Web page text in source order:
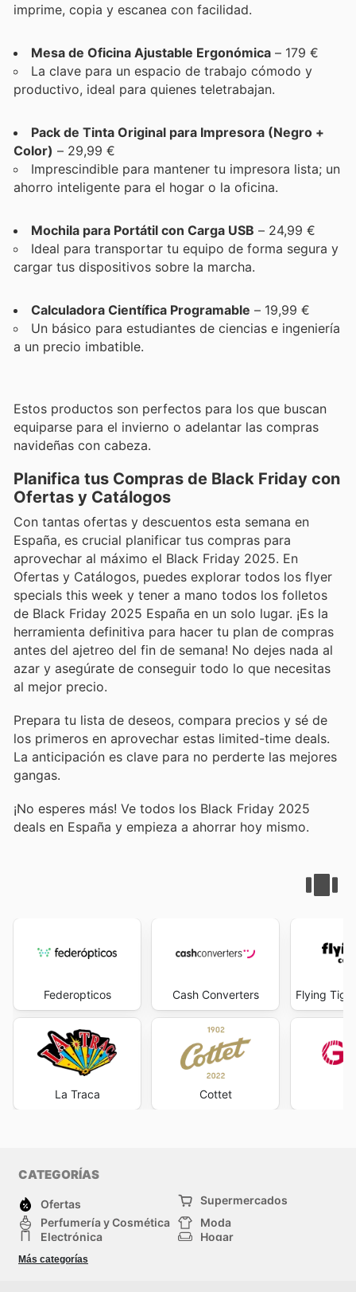
imprime, copia y escanea con facilidad.
Mesa de Oficina Ajustable Ergonómica – 179 €
La clave para un espacio de trabajo cómodo y
productivo, ideal para quienes teletrabajan.
Pack de Tinta Original para Impresora (Negro +
Color) – 29,99 €
Imprescindible para mantener tu impresora lista; un
ahorro inteligente para el hogar o la oficina.
Mochila para Portátil con Carga USB – 24,99 €
Ideal para transportar tu equipo de forma segura y
cargar tus dispositivos sobre la marcha.
Calculadora Científica Programable – 19,99 €
Un básico para estudiantes de ciencias e ingeniería
a un precio imbatible.
Estos productos son perfectos para los que buscan
equiparse para el invierno o adelantar las compras
navideñas con cabeza.
Planifica tus Compras de Black Friday con
Ofertas y Catálogos
Con tantas ofertas y descuentos esta semana en
España, es crucial planificar tus compras para
aprovechar al máximo el Black Friday 2025. En
Ofertas y Catálogos, puedes explorar todos los flyer
specials this week y tener a mano todos los folletos
de Black Friday 2025 España en un solo lugar. ¡Es la
herramienta definitiva para hacer tu plan de compras
antes del ajetreo del fin de semana! No dejes nada al
azar y asegúrate de conseguir todo lo que necesitas
al mejor precio.
Prepara tu lista de deseos, compara precios y sé de
los primeros en aprovechar estas limited-time deals.
La anticipación es clave para no perderte las mejores
gangas.
¡No esperes más! Ve todos los Black Friday 2025
deals en España y empieza a ahorrar hoy mismo.
Federopticos
La Traca
Cash Converters
Cottet
Flying
CATEGORÍAS
Ofertas
Supermercados
Perfumería y Cosmética
Moda
Electrónica
Hogar
Deporte
Juguetes y bebés
Más categorías